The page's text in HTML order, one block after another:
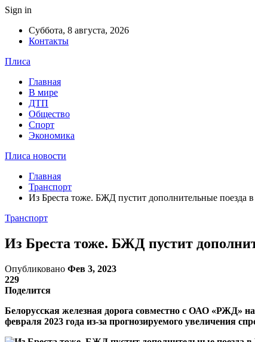
Sign in
Суббота, 8 августа, 2026
Контакты
Плиса
Главная
В мире
ДТП
Общество
Спорт
Экономика
Плиса новости
Главная
Транспорт
Из Бреста тоже. БЖД пустит дополнительные поезда
Транспорт
Из Бреста тоже. БЖД пустит
Опубликовано Фев 3, 2023
229
Поделится
Белорусская железная дорога совместно с ОАО «РЖД»
февраля 2023 года из-за прогнозируемого